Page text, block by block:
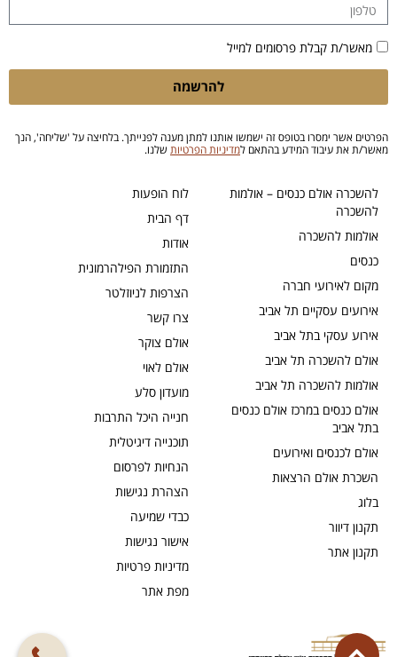
לוח הופעות
דף הבית
אודות
התזמורת הפילהרמונית
הצרפות לניוזלטר
צרו קשר
אולם צוקר
אולם לאוי
מועדון סלע
חנייה היכל התרבות
תוכנייה דיגיטלית
הנחיות לפרסום
הצהרת נגישות
כבדי שמיעה
אישור נגישות
מדיניות פרטיות
מפת אתר
להשכרה אולם כנסים – אולמות
להשכרה
אולמות להשכרה
כנסים
מקום לאירועי חברה
אירועים עסקיים תל אביב
אירוע עסקי בתל אביב
אולם להשכרה תל אביב
אולמות להשכרה תל אביב
אולם כנסים במרכז אולם כנסים
בתל אביב
אולם לכנסים ואירועים
השכרת אולם הרצאות
בלוג
תקנון דיוור
תקנון אתר
מאשר/ת קבלת פרסומים למייל
להרשמה
הפרטים אשר ימסרו בטופס זה ישמשו אותנו למתן מענה לפנייתך. בלחיצה על 'שליחה', הנך
מאשר/ת את עיבוד המידע בהתאם למדיניות הפרטיות שלנו.